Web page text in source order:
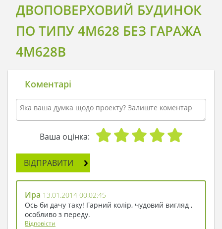
ДВОПОВЕРХОВИЙ БУДИНОК
ПО ТИПУ 4M628 БЕЗ ГАРАЖА
4M628B
Коментарі
Ваша оцінка:
ВІДПРАВИТИ
Ира 13.01.2014 00:02:45
Ось би дачу таку! Гарний колір, чудовий вигляд ,
особливо з переду.
Відповісти